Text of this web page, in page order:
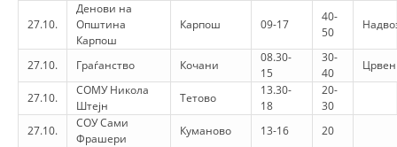
27.10.
Денови на
Општина
Карпош
Карпош 09-17
40-
50
27.10. Граѓанство Кочани
08.30-
15
30-
40
27.10.
СОМУ Никола
Штејн
Тетово
13.30-
18
20-
30
27.10.
СОУ Сами
Фрашери
Куманово 13-16 20